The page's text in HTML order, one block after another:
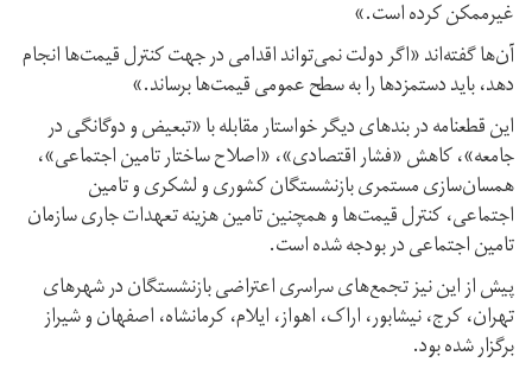
غیرممکن کرده است.»
آن‌ها گفته‌اند «اگر دولت نمی‌تواند اقدامی در جهت کنترل قیمت‌ها انجام
دهد، باید دستمزدها را به سطح عمومی قیمت‌ها برساند.»
این قطعنامه در بندهای دیگر خواستار مقابله با «تبعیض و دوگانگی در
جامعه»، کاهش «فشار اقتصادی»، «اصلاح ساختار تامین اجتماعی»،
همسان‌سازی مستمری بازنشستگان کشوری و لشکری و تامین
اجتماعی، کنترل قیمت‌ها و همچنین تامین هزینه تعهدات جاری سازمان
تامین اجتماعی در بودجه شده‌ است.
پیش از این نیز تجمع‌های سراسری اعتراضی بازنشستگان در شهرهای
تهران،‌ کرج،‌ نیشابور،‌ اراک،‌ اهواز،‌ ایلام،‌ کرمانشاه،‌ اصفهان و شیراز
برگزار شده بود.